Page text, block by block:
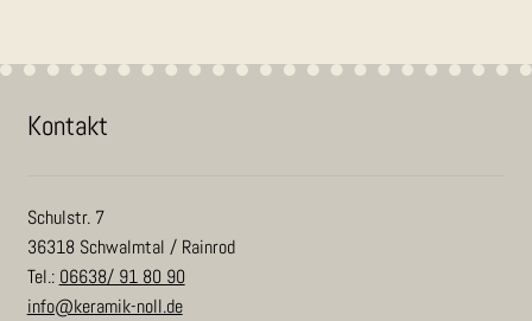
Kon­takt
Schulstr. 7
36318 Schwalmtal / Rainrod
Tel.: 06638/ 91 80 90
info@keramik-noll.de